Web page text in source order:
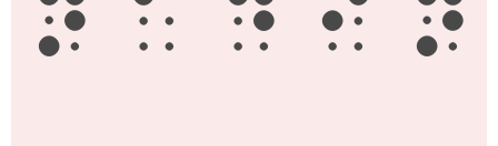
n a d i n